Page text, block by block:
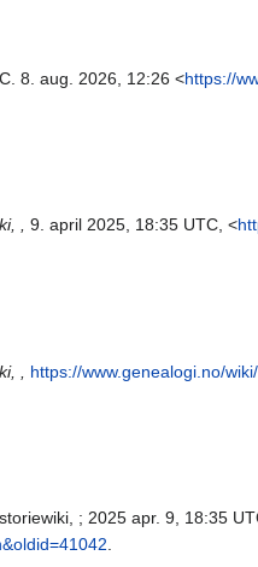
8. aug. 2026, 12:26 <https://
, 9. april 2025, 18:35 UTC, <
, https://www.genealogi.no/
; 2025 apr. 9, 18:35